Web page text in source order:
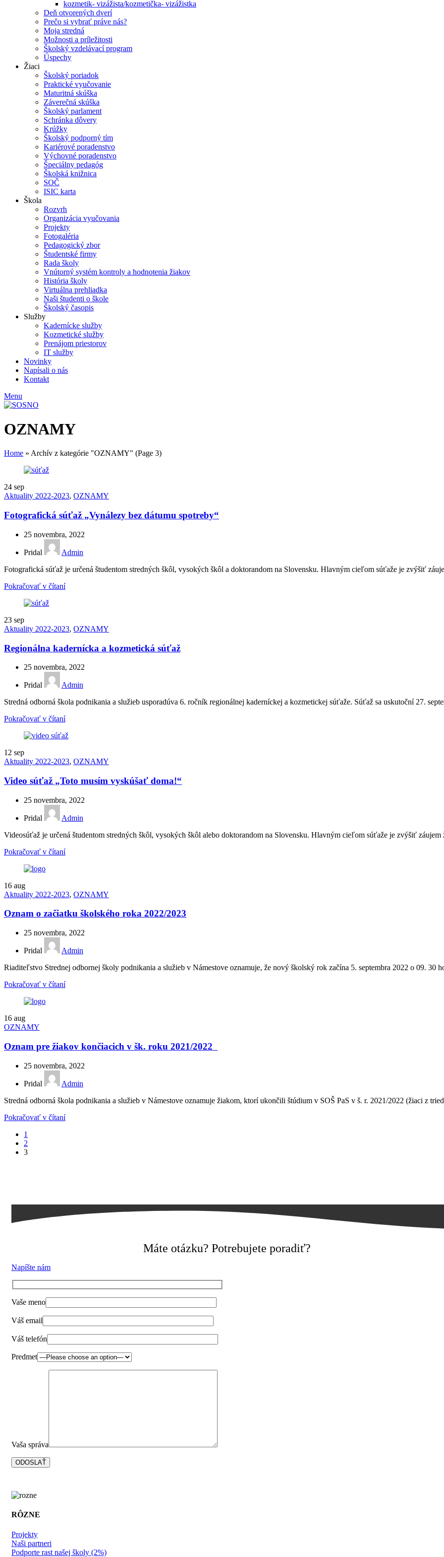
kozmetik- vizážista/kozmetička- vizážistka
Deň otvorených dverí
Prečo si vybrať práve nás?
Moja stredná
Možnosti a príležitosti
Školský vzdelávací program
Úspechy
Žiaci
Školský poriadok
Praktické vyučovanie
Maturitná skúška
Záverečná skúška
Školský parlament
Schránka dôvery
Krúžky
Školský podporný tím
Kariérové poradenstvo
Výchovné poradenstvo
Špeciálny pedagóg
Školská knižnica
SOČ
ISIC karta
Škola
Rozvrh
Organizácia vyučovania
Projekty
Fotogaléria
Pedagogický zbor
Študentské firmy
Rada školy
Vnútorný systém kontroly a hodnotenia žiakov
História školy
Virtuálna prehliadka
Naši študenti o škole
Školský časopis
Služby
Kadernícke služby
Kozmetické služby
Prenájom priestorov
IT služby
Novinky
Napísali o nás
Kontakt
Menu
OZNAMY
Home » Archív z kategórie "OZNAMY" (Page 3)
24 sep
Aktuality 2022-2023, OZNAMY
Fotografická súťaž „Vynálezy bez dátumu spotreby“
25 novembra, 2022
Pridal
Admin
Fotografická súťaž je určená študentom stredných škôl, vysokých škôl a doktorandom na Slovensku. Hlavným cieľom súťaže je zvýšiť
Pokračovať v čítaní
23 sep
Aktuality 2022-2023, OZNAMY
Regionálna kadernícka a kozmetická súťaž
25 novembra, 2022
Pridal
Admin
Stredná odborná škola podnikania a služieb usporadúva 6. ročník regionálnej kaderníckej a kozmetickej súťaže. Súťaž sa uskutoční 27.
Pokračovať v čítaní
12 sep
Aktuality 2022-2023, OZNAMY
Video súťaž „Toto musím vyskúšať doma!“
25 novembra, 2022
Pridal
Admin
Videosúťaž je určená študentom stredných škôl, vysokých škôl alebo doktorandom na Slovensku. Hlavným cieľom súťaže je zvýšiť záujem
Pokračovať v čítaní
16 aug
Aktuality 2022-2023, OZNAMY
Oznam o začiatku školského roka 2022/2023
25 novembra, 2022
Pridal
Admin
Riaditeľstvo Strednej odbornej školy podnikania a služieb v Námestove oznamuje, že nový školský rok začína 5. septembra 2022 o 09. 30
Pokračovať v čítaní
16 aug
OZNAMY
Oznam pre žiakov končiacich v šk. roku 2021/2022
25 novembra, 2022
Pridal
Admin
Stredná odborná škola podnikania a služieb v Námestove oznamuje žiakom, ktorí ukončili štúdium v SOŠ PaS v š. r. 2021/2022 (žiaci z
Pokračovať v čítaní
1
2
3
Máte otázku? Potrebujete poradiť?
Napíšte nám
Vaše meno
Váš email
Váš telefón
Predmet
Vaša správa
RÔZNE
Projekty
Naši partneri
Podporte rast našej školy (2%)